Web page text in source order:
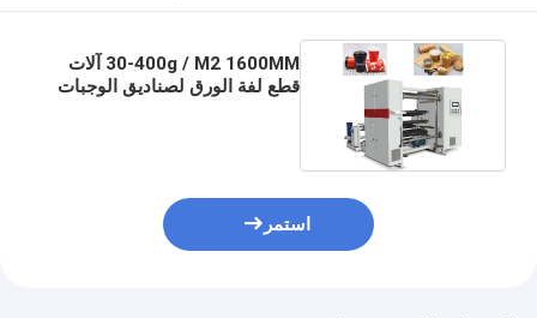
30-400g / M2 1600MM آلات
قطع لفة الورق لصناديق الوجبات
استمر